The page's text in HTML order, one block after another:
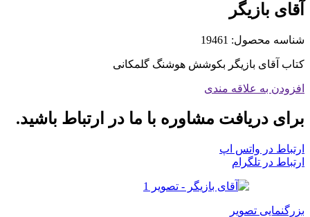
آقای بازیگر
شناسه محصول: 19461
کتاب آقای بازیگر بکوشش هوشنگ گلمکانی
افزودن به علاقه مندی
برای دریافت مشاوره با ما در ارتباط باشید.
ارتباط در واتس اپ
ارتباط در تلگرام
بزرگنمایی تصویر